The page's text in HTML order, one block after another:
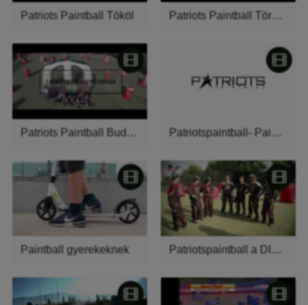
Patriots Paintball Tököl Patriots Paintball Törökbálint
Patriots Paintball Budapest Patriotspaintball- Paintball Budapesten
Paintball gyerekeknek Patriotspaintball a DIGI Sport müsorában.